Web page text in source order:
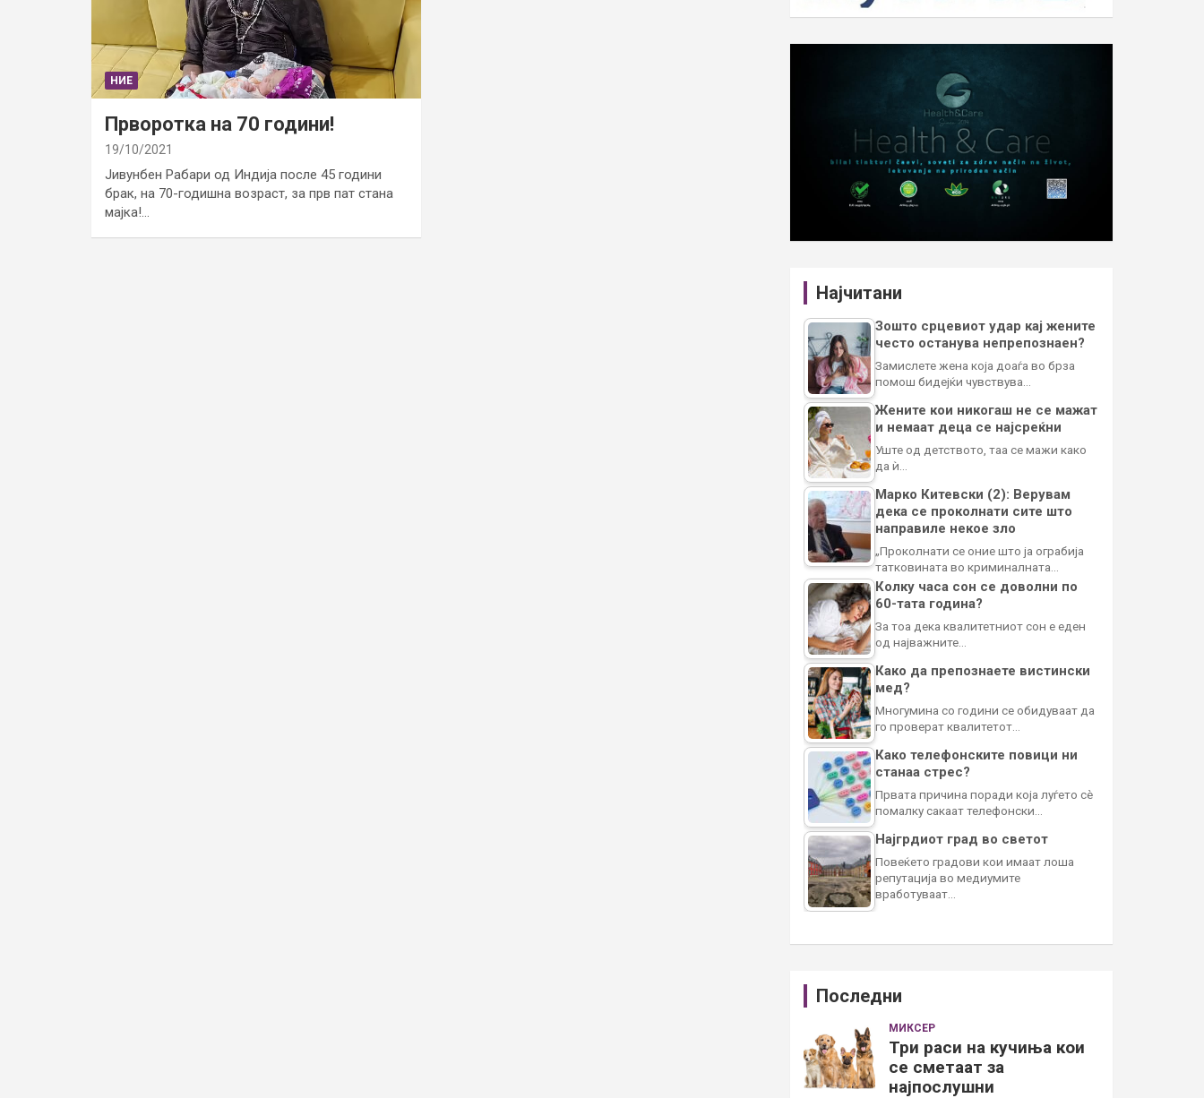
НИЕ
Прворотка на 70 години!
19/10/2021
Јивунбен Рабари од Индија после 45 години
брак, на 70-годишна возраст, за прв пат стана
мајка!…
Најчитани
Зошто срцевиот удар кај жените
често останува непрепознаен?
Замислете жена која доаѓа во брза
помош бидејќи чувствува…
Жените кои никогаш не се мажат
и немаат деца се најсреќни
Уште од детството, таа се мажи како
да ѝ…
Марко Китевски (2): Верувам
дека се проколнати сите што
направиле некое зло
„Проколнати се оние што ја ограбија
татковината во криминалната…
Колку часа сон се доволни по
60-тата година?
За тоа дека квалитетниот сон е еден
од најважните…
Како да препознаете вистински
мед?
Многумина со години се обидуваат да
го проверат квалитетот…
Како телефонските повици ни
станаа стрес?
Првата причина поради која луѓето сè
помалку сакаат телефонски…
Најгрдиот град во светот
Повеќето градови кои имаат лоша
репутација во медиумите
вработуваат…
Последни
МИКСЕР
Три раси на кучиња кои
се сметаат за
најпослушни